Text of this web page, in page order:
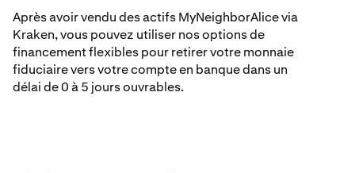
Après avoir vendu des actifs MyNeighborAlice via
Kraken, vous pouvez utiliser nos options de
financement flexibles pour retirer votre monnaie
fiduciaire vers votre compte en banque dans un
délai de 0 à 5 jours ouvrables.